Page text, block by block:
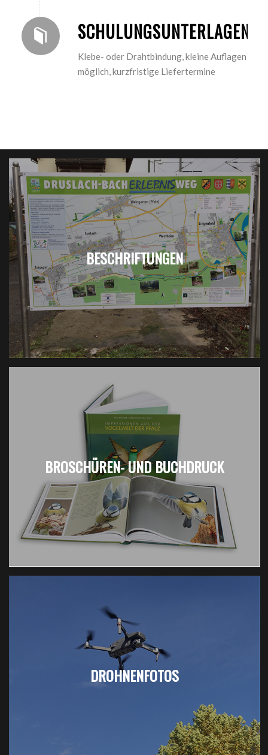
SCHULUNGSUNTERLAGEN
Klebe- oder Drahtbindung, kleine Auflagen
möglich, kurzfristige Liefertermine
BESCHRIFTUNGEN
BROSCHÜREN- UND BUCHDRUCK
DROHNENFOTOS